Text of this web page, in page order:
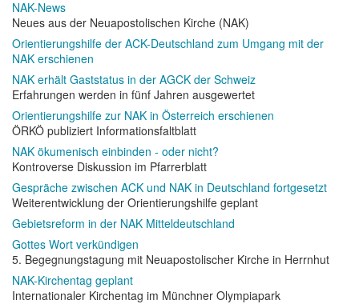
NAK-News
Neues aus der Neuapostolischen Kirche (NAK)
Orientierungshilfe der ACK-Deutschland zum Umgang mit der
NAK erschienen
NAK erhält Gaststatus in der AGCK der Schweiz
Erfahrungen werden in fünf Jahren ausgewertet
Orientierungshilfe zur NAK in Österreich erschienen
ÖRKÖ publiziert Informationsfaltblatt
NAK ökumenisch einbinden - oder nicht?
Kontroverse Diskussion im Pfarrerblatt
Gespräche zwischen ACK und NAK in Deutschland fortgesetzt
Weiterentwicklung der Orientierungshilfe geplant
Gebietsreform in der NAK Mitteldeutschland
Gottes Wort verkündigen
5. Begegnungstagung mit Neuapostolischer Kirche in Herrnhut
NAK-Kirchentag geplant
Internationaler Kirchentag im Münchner Olympiapark